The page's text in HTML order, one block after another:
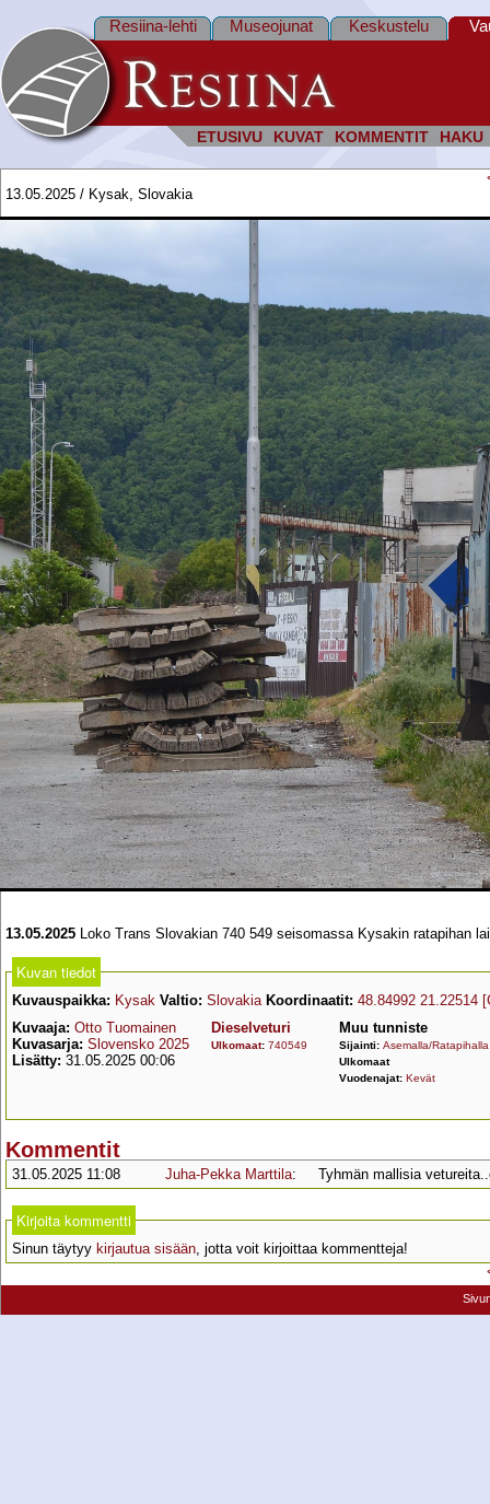
ETUSIVU KUVAT KOMMENTIT HAKU
Resiina-lehti Museojunat Keskustelu
13.05.2025 / Kysak, Slovakia
13.05.2025 Loko Trans Slovakian 740 549 seisomassa Kysakin ratapihan
Kuvan tiedot
Kuvauspaikka: Kysak Valtio: Slovakia Koordinaatit: 48.84992 21.22514
Kuvaaja: Otto Tuomainen
Kuvasarja: Slovensko 2025
Lisätty: 31.05.2025 00:06
Dieselveturi
Ulkomaat: 740549
Muu tunniste
Sijainti: Asemalla/Ratapihalla
Ulkomaat
Vuodenajat: Kevät
Kommentit
31.05.2025 11:08 Juha-Pekka Marttila: Tyhmän mallisia
Kirjoita kommentti
Sinun täytyy kirjautua sisään, jotta voit kirjoittaa kommentteja!